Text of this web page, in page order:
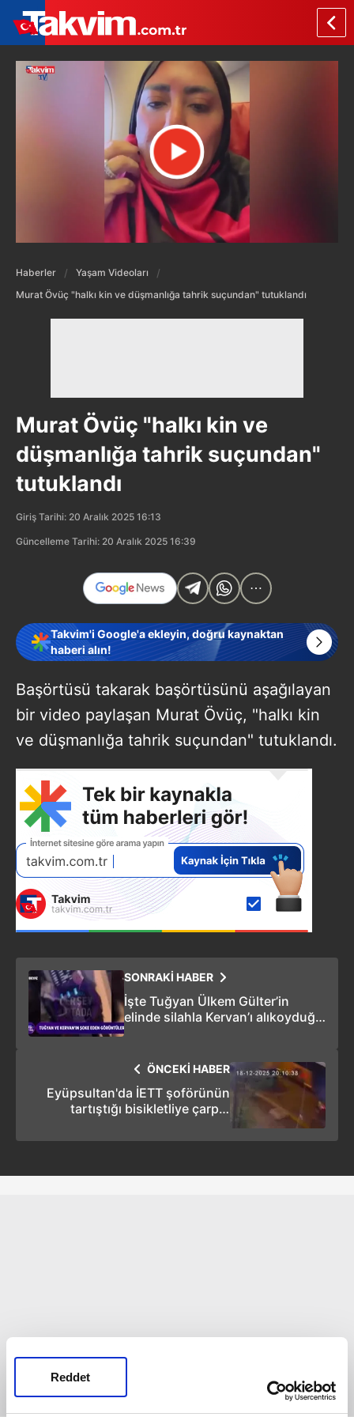
Reddet
Haberler
Yaşam Videoları
Murat Övüç "halkı kin ve düşmanlığa tahrik suçundan" tutuklandı
Murat Övüç "halkı kin ve
düşmanlığa tahrik suçundan"
tutuklandı
Giriş Tarihi: 20 Aralık 2025 16:13
Güncelleme Tarihi: 20 Aralık 2025 16:39
Takvim'i Google'a ekleyin, doğru kaynaktan
haberi alın!
Başörtüsü takarak başörtüsünü aşağılayan
bir video paylaşan Murat Övüç, "halkı kin
ve düşmanlığa tahrik suçundan" tutuklandı.
SONRAKİ HABER
İşte Tuğyan Ülkem Gülter’in
elinde silahla Kervan’ı alıkoyduğu
ÖNCEKİ HABER
Eyüpsultan'da İETT şoförünün
tartıştığı bisikletliye çarpıp